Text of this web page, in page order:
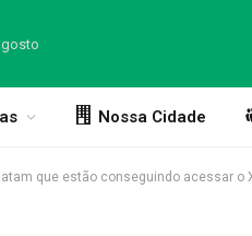
Nossa Cidade
que estão conseguindo acessar o